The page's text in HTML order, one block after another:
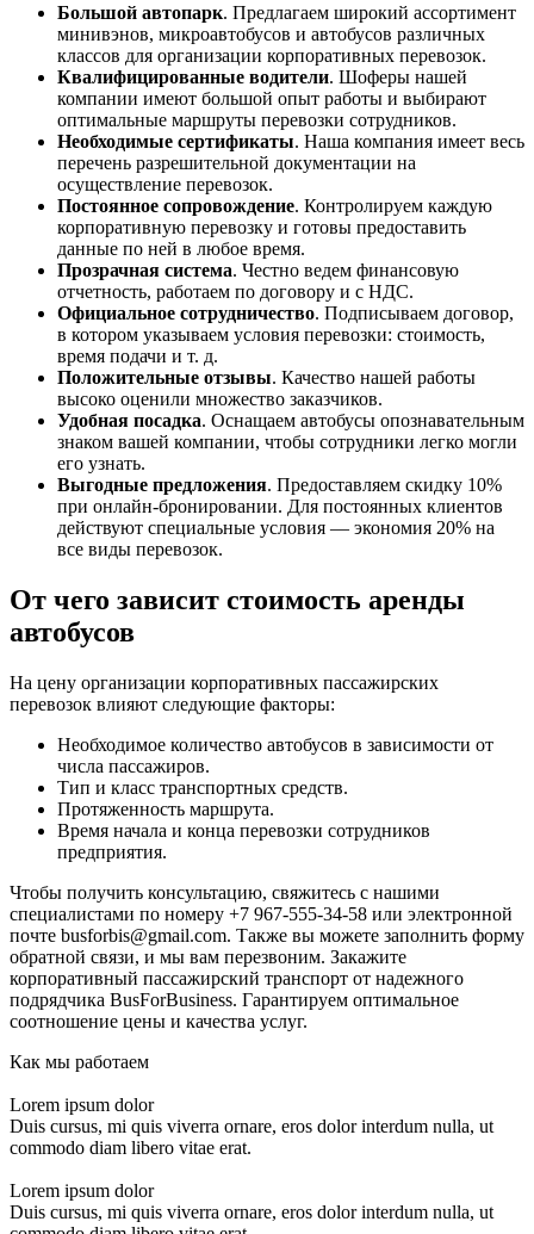
Большой автопарк. Предлагаем широкий ассортимент
минивэнов, микроавтобусов и автобусов различных
классов для организации корпоративных перевозок.
Квалифицированные водители. Шоферы нашей
компании имеют большой опыт работы и выбирают
оптимальные маршруты перевозки сотрудников.
Необходимые сертификаты. Наша компания имеет весь
перечень разрешительной документации на
осуществление перевозок.
Постоянное сопровождение. Контролируем каждую
корпоративную перевозку и готовы предоставить
данные по ней в любое время.
Прозрачная система. Честно ведем финансовую
отчетность, работаем по договору и с НДС.
Официальное сотрудничество. Подписываем договор,
в котором указываем условия перевозки: стоимость,
время подачи и т. д.
Положительные отзывы. Качество нашей работы
высоко оценили множество заказчиков.
Удобная посадка. Оснащаем автобусы опознавательным
знаком вашей компании, чтобы сотрудники легко могли
его узнать.
Выгодные предложения. Предоставляем скидку 10%
при онлайн-бронировании. Для постоянных клиентов
действуют специальные условия — экономия 20% на
все виды перевозок.
От чего зависит стоимость аренды
автобусов
На цену организации корпоративных пассажирских
перевозок влияют следующие факторы:
Необходимое количество автобусов в зависимости от
числа пассажиров.
Тип и класс транспортных средств.
Протяженность маршрута.
Время начала и конца перевозки сотрудников
предприятия.
Чтобы получить консультацию, свяжитесь с нашими
специалистами по номеру +7 967-555-34-58 или электронной
почте busforbis@gmail.com. Также вы можете заполнить форму
обратной связи, и мы вам перезвоним. Закажите
корпоративный пассажирский транспорт от надежного
подрядчика BusForBusiness. Гарантируем оптимальное
соотношение цены и качества услуг.
Как мы работаем
Lorem ipsum dolor
Duis cursus, mi quis viverra ornare, eros dolor interdum nulla, ut
commodo diam libero vitae erat.
Lorem ipsum dolor
Duis cursus, mi quis viverra ornare, eros dolor interdum nulla, ut